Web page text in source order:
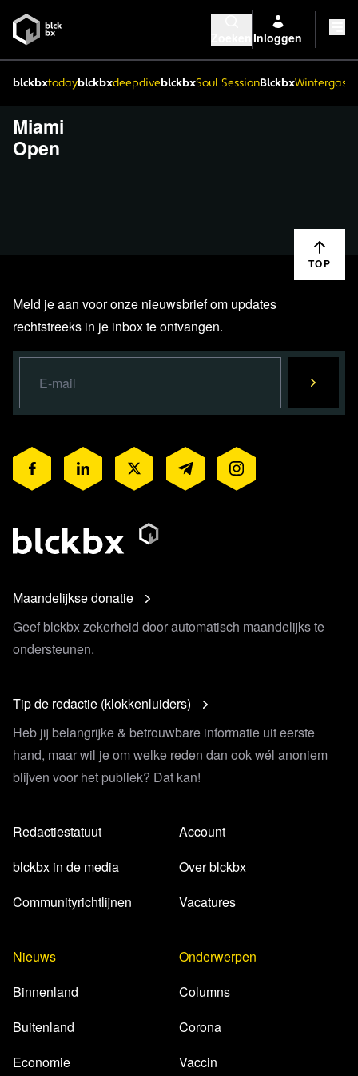
Inloggen
blckbxtodayblckbxdeepdiveblckbxSoul SessionBlckbx
Miami
Open
TOP
Meld je aan voor onze nieuwsbrief om updates
rechtstreeks in je inbox te ontvangen.
Maandelijkse donatie
Geef blckbx zekerheid door automatisch maandelijks te
ondersteunen.
Tip de redactie (klokkenluiders)
Heb jij belangrijke & betrouwbare informatie uit eerste
hand, maar wil je om welke reden dan ook wél anoniem
blijven voor het publiek? Dat kan!
Redactiestatuut
blckbx in de media
Communityrichtlijnen
Account
Over blckbx
Vacatures
Nieuws
Binnenland
Buitenland
Economie
Onderwerpen
Columns
Corona
Vaccin